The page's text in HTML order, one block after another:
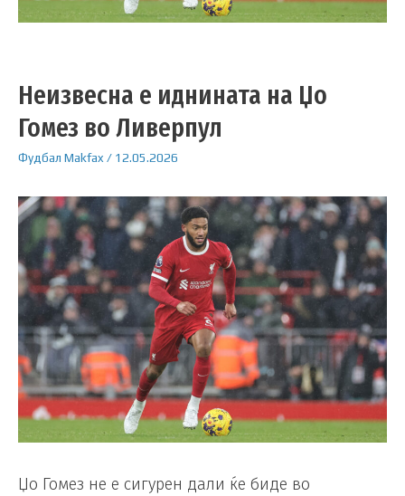
Неизвесна е иднината на Џо
Гомез во Ливерпул
Фудбал Makfax / 12.05.2026
Џо Гомез не е сигурен дали ќе биде во